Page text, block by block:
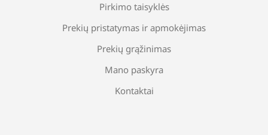
Pirkimo taisyklės
Prekių pristatymas ir apmokėjimas
Prekių grąžinimas
Mano paskyra
Kontaktai